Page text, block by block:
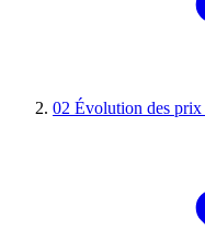
02 Évolution des prix